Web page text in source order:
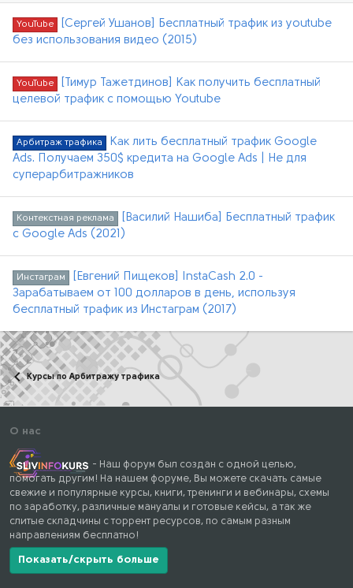
YouTube
[Сергей Ушанов] Бесплатный трафик из youtube
без использования видео (2015)
YouTube
[Тимур Тажетдинов] Как получить бесплатный
целевой трафик с помощью Youtube
Арбитраж трафика
Как лить бесплатный трафик Google
Ads. Получаем 350$ кредита на Google Ads | Не для
суперарбитражников
Контекстная реклама
[Василий Нашиба] Бесплатный трафик
с Google Ads (2021)
Инстаграм
[Евгений Пищеков] InstaCash 2.0 -
Зарабатываем от 100 долларов в день, используя
бесплатный трафик из Инстаграм (2017)
Курсы по Арбитражу трафика
О нас
- Наш форум был создан с одной целью,
помогать другим! На нашем форуме, Вы можете скачать самые
свежие и популярные курсы, книги, тренинги и вебинары, схемы
по заработку, различные мануалы и готовые кейсы, а так же
слитые складчины с торрент ресурсов, по самым разным
направлениям бесплатно!
Показать/скрыть больше